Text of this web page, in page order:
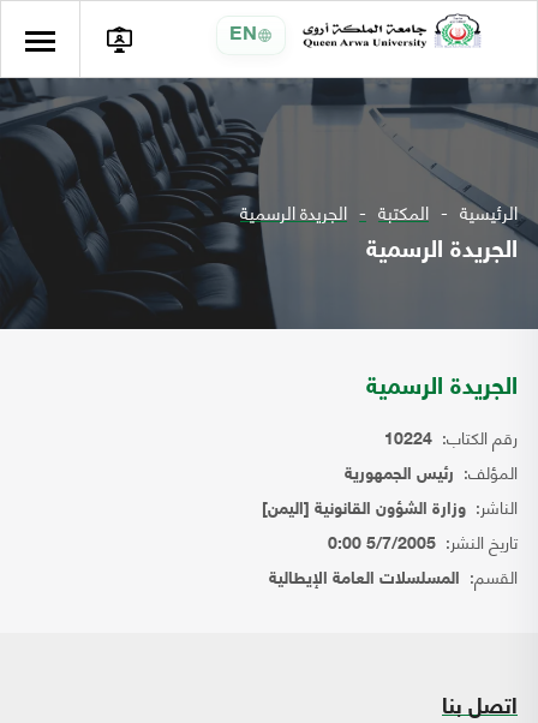
EN
الرئيسية المكتبة الجريدة الرسمية
الجريدة الرسمية
الجريدة الرسمية
رقم الكتاب: 10224
المؤلف: رئيس الجمهورية
الناشر: وزارة الشؤون القانونية [اليمن]
تاريخ النشر: 5/7/2005 0:00
القسم: المسلسلات العامة الإيطالية
اتصل بنا